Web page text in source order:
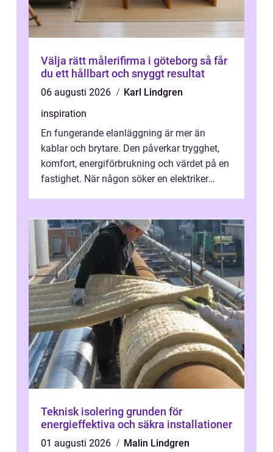
Välja rätt målerifirma i göteborg så får
du ett hållbart och snyggt resultat
06 augusti 2026
Karl Lindgren
inspiration
En fungerande elanläggning är mer än
kablar och brytare. Den påverkar trygghet,
komfort, energiförbrukning och värdet på en
fastighet. När någon söker en elektriker
Teknisk isolering grunden för
energieffektiva och säkra installationer
01 augusti 2026
Malin Lindgren